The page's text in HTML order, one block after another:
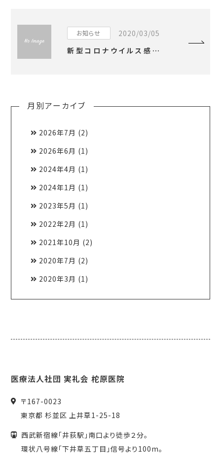
お知らせ
2020/03/05
新型コロナウイルス感染症に関してお知らせ
月別アーカイブ
2026年7月 (2)
2026年6月 (1)
2024年4月 (1)
2024年1月 (1)
2023年5月 (1)
2022年2月 (1)
2021年10月 (2)
2020年7月 (2)
2020年3月 (1)
医療法人社団 実礼会 柁原医院
〒167-0023
東京都 杉並区 上井草1-25-18
西武新宿線「井荻駅」南口より徒歩２分。
環状八号線「下井草五丁目」信号より100m。